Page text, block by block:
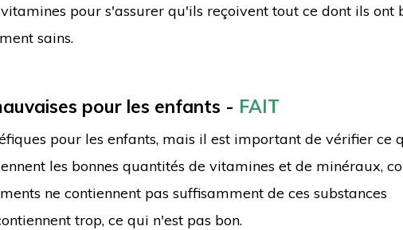
pour s'assurer qu'ils reçoivent tout ce dont ils ont
sains.
pour les enfants - FAIT
pour les enfants, mais il est important de vérifier ce
les bonnes quantités de vitamines et de minéraux,
ne contiennent pas suffisamment de ces substances
trop, ce qui n'est pas bon.